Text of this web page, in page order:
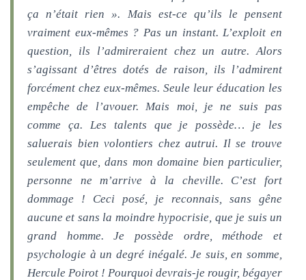
ça n’était rien ». Mais est-ce qu’ils le pensent
vraiment eux-mêmes ? Pas un instant. L’exploit en
question, ils l’admireraient chez un autre. Alors
s’agissant d’êtres dotés de raison, ils l’admirent
forcément chez eux-mêmes. Seule leur éducation les
empêche de l’avouer. Mais moi, je ne suis pas
comme ça. Les talents que je possède… je les
saluerais bien volontiers chez autrui. Il se trouve
seulement que, dans mon domaine bien particulier,
personne ne m’arrive à la cheville. C’est fort
dommage ! Ceci posé, je reconnais, sans gêne
aucune et sans la moindre hypocrisie, que je suis un
grand homme. Je possède ordre, méthode et
psychologie à un degré inégalé. Je suis, en somme,
Hercule Poirot ! Pourquoi devrais-je rougir, bégayer